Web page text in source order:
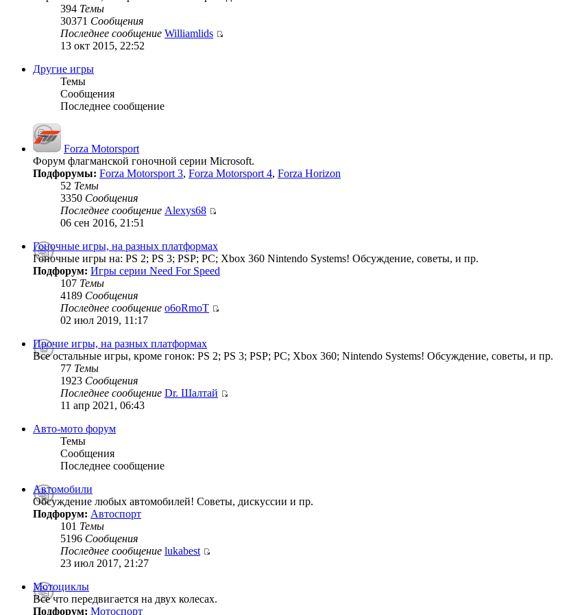
394 Темы
30371 Сообщения
Последнее сообщение Williamlids
13 окт 2015, 22:52
Другие игры
Темы
Сообщения
Последнее сообщение
Forza Motorsport
Форум флагманской гоночной серии Microsoft.
Подфорумы: Forza Motorsport 3, Forza Motorsport 4, Forza Horizon
52 Темы
3350 Сообщения
Последнее сообщение Alexys68
06 сен 2016, 21:51
Гоночные игры, на разных платформах
Гоночные игры на: PS 2; PS 3; PSP; PC; Xbox 360 Nintendo Systems! Обсуждение, советы, и пр.
Подфорум: Игры серии Need For Speed
107 Темы
4189 Сообщения
Последнее сообщение o6oRmoT
02 июл 2019, 11:17
Прочие игры, на разных платформах
Все остальные игры, кроме гонок: PS 2; PS 3; PSP; PC; Xbox 360; Nintendo Systems! Обсуждение, советы, и пр.
77 Темы
1923 Сообщения
Последнее сообщение Dr. Шалтай
11 апр 2021, 06:43
Авто-мото форум
Темы
Сообщения
Последнее сообщение
Автомобили
Обсуждение любых автомобилей! Советы, дискуссии и пр.
Подфорум: Автоспорт
101 Темы
5196 Сообщения
Последнее сообщение lukabest
23 июл 2017, 21:27
Мотоциклы
Все что передвигается на двух колесах.
Подфорум: Мотоспорт